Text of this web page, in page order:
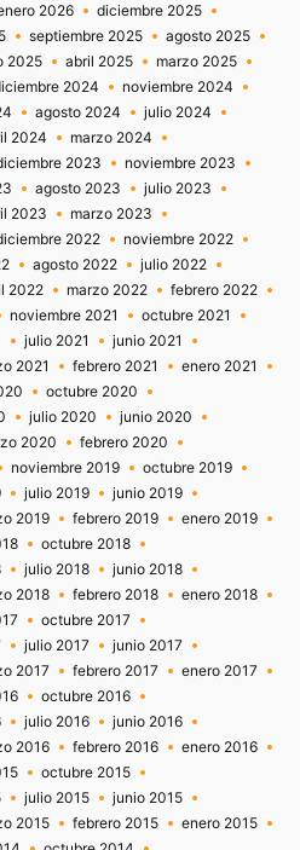
2026
diciembre 2025
septiembre 2025
agosto 2025
2025 abril 2025
marzo 2025
2024
noviembre 2024
agosto 2024
julio 2024
2024
marzo 2024
2023
noviembre 2023
agosto 2023
julio 2023
2023
marzo 2023
2022
noviembre 2022
agosto 2022
julio 2022
2022 marzo 2022
febrero 2022
noviembre 2021
octubre 2021
julio 2021
junio 2021
2021 febrero 2021
enero 2021
octubre 2020
julio 2020
junio 2020
2020
febrero 2020
noviembre 2019
octubre 2019
julio 2019
junio 2019
2019 febrero 2019
enero 2019
octubre 2018
julio 2018
junio 2018
2018 febrero 2018
enero 2018
octubre 2017
julio 2017
junio 2017
2017 febrero 2017
enero 2017
octubre 2016
julio 2016
junio 2016
2016 febrero 2016
enero 2016
octubre 2015
julio 2015
junio 2015
2015 febrero 2015
enero 2015